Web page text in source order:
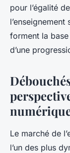
pour l’égalité
forment la
d’une
Le marché de
l’un des plus